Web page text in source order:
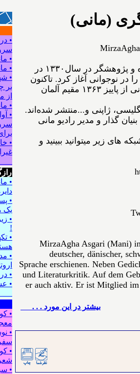
•
•
•
•
بر
از
•
•
•
•
•
یک
•
!
•
•
•
•
•
•
•
شعر
•
(مانی)
MirzaAgha
ﻣﻴﺮﺯﺍﺁﻗﺎﻋﺴگرﻯ(ﻣﺎﻧﻰ) شاعر، نویسنده و پژوهشگر ﺩﺭ ﺳﺎﻝ۱۳۳۰ در
ﺩﺭ ﻧﻮﺟﻮﺍﻧﻰ ﺁﻏﺎﺯ ﻛﺮﺩ. ﺗﺎﻛﻨﻮﻥ
۵۴ ﺟﻠﺪ ﺍﺯ ﺁﺛﺎﺭﺵ ﺑﻪ ﭼﺎﭖ ﺭﺳﻴﺪه‌اﻧﺪ. مانی از ﭘﺎﻳﻴﺰ ۱۳۶۳ مقیم ﺁﻟﻤﺎﻥ
ژاپنی و...ﻣﻨﺘﺸﺮ ﺷﺪﻩ⁯اند.
گذار و مدیر رادیو مانی
های زیر میتوانید ببینید و
MirzaAgha Asgari (Mani)
deutscher, dänischer,
Sprache erschienen. Neben
und Literaturkritik. Auf dem
er auch aktiv. Er ist Mitglied
بيشتر در این مورد . . .